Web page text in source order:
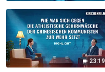
23:19